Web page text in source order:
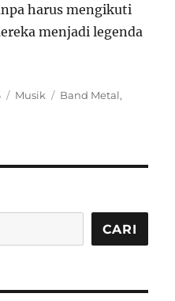
harus mengikuti
menjadi legenda
Categories
Musik Tags
Band Metal,
CARI